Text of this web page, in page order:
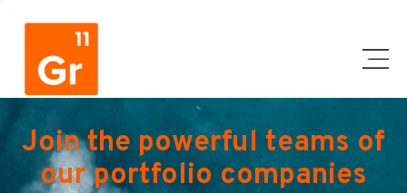
Join the powerful teams of
our portfolio companies